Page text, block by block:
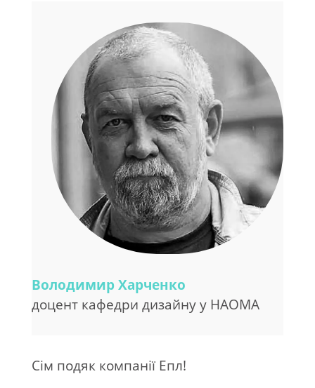
Володимир Харченко
доцент кафедри дизайну у НАОМА
Сім подяк компанії Епл!